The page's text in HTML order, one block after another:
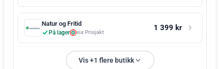
Natur og Fritid
På lager via Prisjakt 1 399 kr
Vis +1 flere butikk